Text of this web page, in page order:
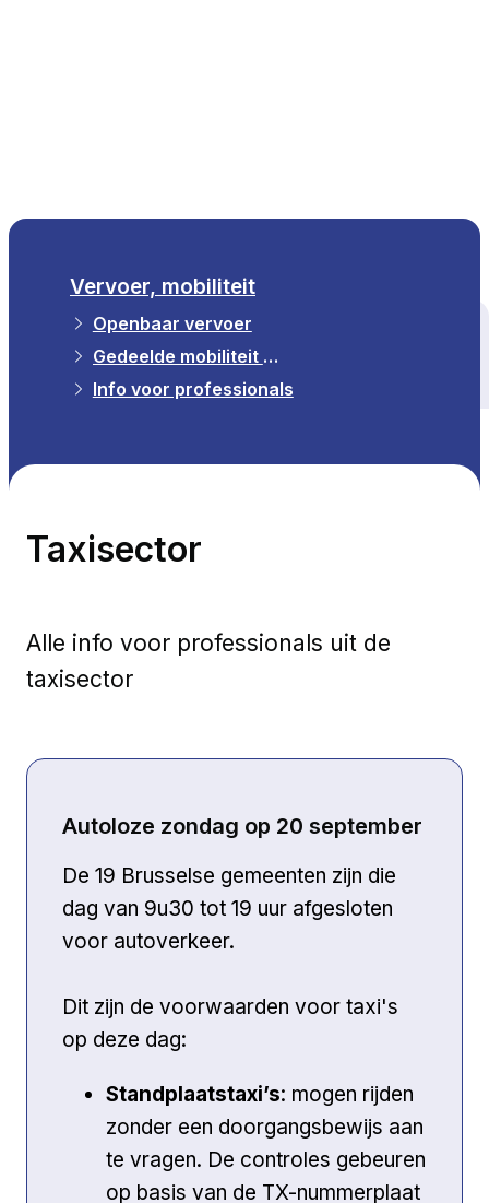
Alle thema's
Vervoer, mobiliteit
Openbaar vervoer
Gedeelde mobiliteit & Taxi
Info voor professionals
Taxisector
Alle info voor professionals uit de
taxisector
Autoloze zondag op 20 september
De 19 Brusselse gemeenten zijn die
dag van 9u30 tot 19 uur afgesloten
voor autoverkeer.
Dit zijn de voorwaarden voor taxi's
op deze dag:
Standplaatstaxi’s: mogen rijden
zonder een doorgangsbewijs aan
te vragen. De controles gebeuren
op basis van de TX-nummerplaat